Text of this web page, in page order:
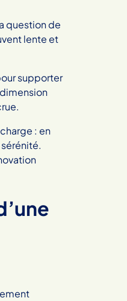
question de
lente et
supporter
: en